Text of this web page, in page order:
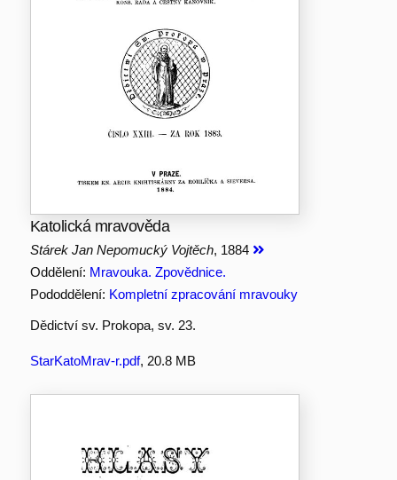
Katolická mravověda
Stárek Jan Nepomucký Vojtěch, 1884
Oddělení: Mravouka. Zpovědnice.
Pododdělení: Kompletní zpracování mravouky
Dědictví sv. Prokopa, sv. 23.
StarKatoMrav-r.pdf, 20.8 MB